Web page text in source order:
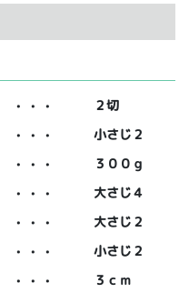
・・・
２切
・・・
小さじ２
・・・
３００ｇ
・・・
大さじ４
・・・
大さじ２
・・・
小さじ２
・・・
３ｃｍ